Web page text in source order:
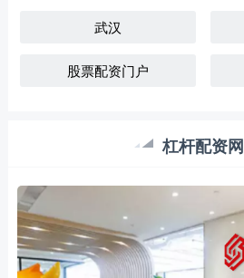
武汉
股票配资门户
杠杆配资网